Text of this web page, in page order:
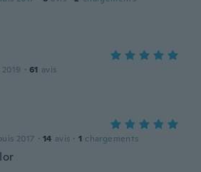
· 61 avis
2017 · 14 avis · 1 chargements